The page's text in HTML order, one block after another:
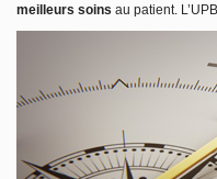
meilleurs soins au patient.